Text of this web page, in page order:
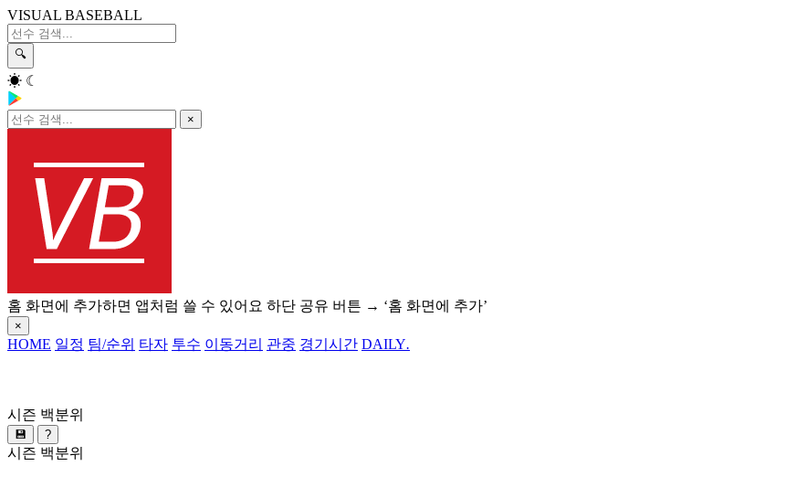
VISUAL BASEBALL
🔍
☀ ☾
×
홈 화면에 추가하면 앱처럼 쓸 수 있어요 하단 공유 버튼 → ‘홈 화면에 추가’
×
HOME 일정 팀/순위 타자 투수 이동거리 관중 경기시간 DAILY.
시즌 백분위
💾 ?
시즌 백분위